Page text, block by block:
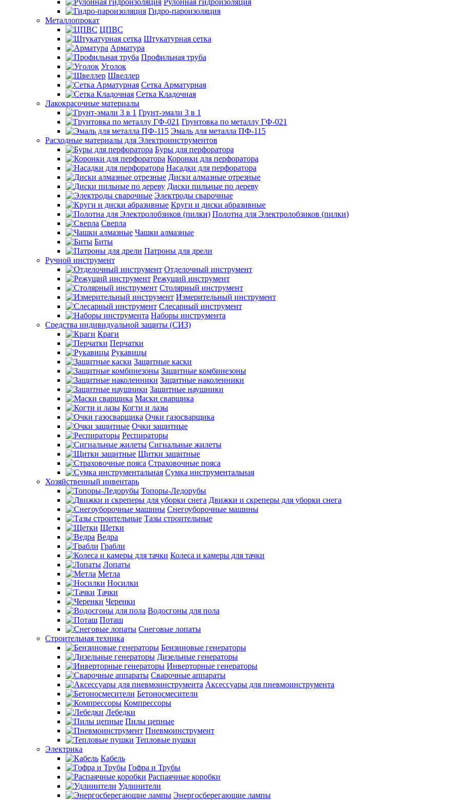
Рулонная гидроизоляция
Гидро-пароизоляция
Металлопрокат
ЦПВС
Штукатурная сетка
Арматура
Профильная труба
Уголок
Швеллер
Сетка Арматурная
Сетка Кладочная
Лакокрасочные материалы
Грунт-эмали 3 в 1
Грунтовка по металлу ГФ-021
Эмаль для металла ПФ-115
Расходные материалы для Электроинструментов
Буры для перфоратора
Коронки для перфоратора
Насадки для перфоратора
Диски алмазные отрезные
Диски пильные по дереву
Электроды сварочные
Круги и диски абразивные
Полотна для Электролобзиков (пилки)
Сверла
Чашки алмазные
Биты
Патроны для дрели
Ручной инструмент
Отделочный инструмент
Режущий инструмент
Столярный инструмент
Измерительный инструмент
Слесарный инструмент
Наборы инструмента
Средства индивидуальной защиты (СИЗ)
Краги
Перчатки
Рукавицы
Защитные каски
Защитные комбинезоны
Защитные наколенники
Защитные наушники
Маски сварщика
Когти и лазы
Очки газосварщика
Очки защитные
Респираторы
Сигнальные жилеты
Щитки защитные
Страховочные пояса
Сумка инструментальная
Хозяйственный инвентарь
Топоры-Ледорубы
Движки и скреперы для уборки снега
Снегоуборочные машины
Тазы строительные
Щетки
Ведра
Грабли
Колеса и камеры для тачки
Лопаты
Метла
Носилки
Тачки
Черенки
Водосгоны для пола
Поташ
Снеговые лопаты
Строительная техника
Бензиновые генераторы
Дизельные генераторы
Инверторные генераторы
Сварочные аппараты
Аксессуары для пневмоинструмента
Бетоносмесители
Компрессоры
Лебедки
Пилы цепные
Пневмоинструмент
Тепловые пушки
Электрика
Кабель
Гофра и Трубы
Распаячные коробки
Удлинители
Энергосберегающие лампы